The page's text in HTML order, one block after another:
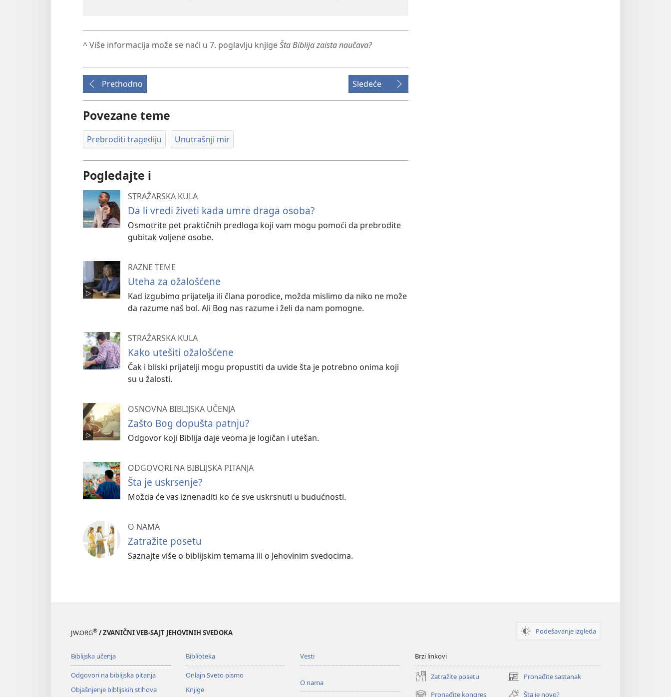
^Više informacija može se naći u 7. poglavlju knjigeŠta Biblija zaista naučava?
Prethodno Sledeće
Povezane teme
Prebroditi tragediju Unutrašnji mir
Pogledajte i
STRAŽARSKA KULA
Da li vredi živeti kada umre draga osoba?
Osmotrite pet praktičnih predloga koji vam mogu pomoći da prebrodite
gubitak voljene osobe.
RAZNE TEME
Uteha za ožalošćene
Kad izgubimo prijatelja ili člana porodice, možda mislimo da niko ne može
da razume naš bol. Ali Bog nas razume i želi da nam pomogne.
STRAŽARSKA KULA
Kako utešiti ožalošćene
Čak i bliski prijatelji mogu propustiti da uvide šta je potrebno onima koji
su u žalosti.
OSNOVNA BIBLIJSKA UČENJA
Zašto Bog dopušta patnju?
Odgovor koji Biblija daje veoma je logičan i utešan.
ODGOVORI NA BIBLIJSKA PITANJA
Šta je uskrsenje?
Možda će vas iznenaditi ko će sve uskrsnuti u budućnosti.
O NAMA
Zatražite posetu
Saznajte više o biblijskim temama ili o Jehovinim svedocima.
JW.ORG® / ZVANIČNI VEB-SAJT JEHOVINIH SVEDOKA Podešavanje izgleda
Biblijska učenja
Odgovori na biblijska pitanja
Objašnjenje biblijskih stihova
Biblioteka
Onlajn Sveto pismo
Knjige
Vesti
O nama
Brzi linkovi
Zatražite posetu Pronađite sastanak
(otvara
novi
Pronađite kongres Šta je novo?